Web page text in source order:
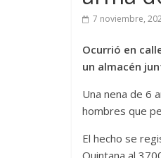
7 noviembre,
Ocurrió en
un almacén
Una nena de 6
hombres que
El hecho se
Quintana al